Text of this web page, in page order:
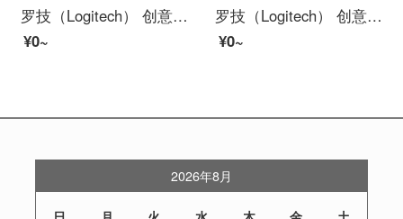
罗技（Logitech） 创意鼠标垫圆形小号办公家用桌垫学生寝室宿舍防滑垫星系地球太阳月球护腕垫锁边 TG-2592红色月亮
¥0~
罗技（Logitech） 创意鼠标垫圆形小号办公家用桌垫学生寝室宿舍防滑垫星系地球太阳月球护腕垫锁边 TG-2600蓝色水星
¥0~
2026年8月